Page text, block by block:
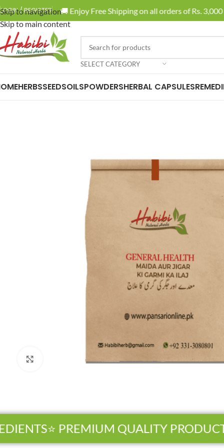
Skip to navigation
Skip to main content
LOGIN / REGISTER🚚 Enjoy Free Shipping on all orders of Rs. 3,000 or
SELECT CATEGORY
HERBSSEEDSOILSPOWDERSHERBAL CAPSULES
Click to enlarge
⭐ PREMIUM QUALITY PRODUCTS